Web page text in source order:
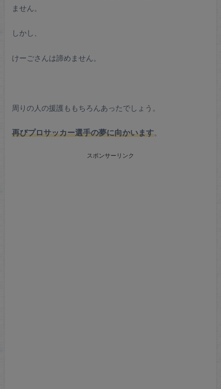
ません。
しかし、
けーごさんは諦めません。
周りの人の援護ももちろんあったでしょう。
再びプロサッカー選手の夢に向かいます。
スポンサーリンク